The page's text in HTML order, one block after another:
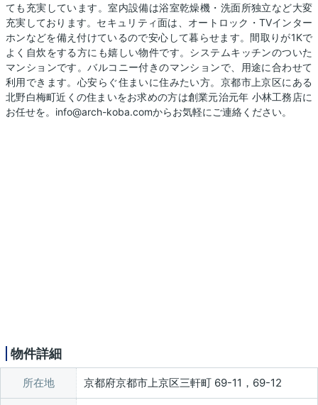
ても充実しています。室内設備は浴室乾燥機・洗面所独立など大変
充実しております。セキュリティ面は、オートロック・TVインター
ホンなどを備え付けているので安心して暮らせます。間取りが1Kで
よく自炊をする方にも嬉しい物件です。システムキッチンのついた
マンションです。バルコニー付きのマンションで、用途に合わせて
利用できます。心安らぐ住まいに住みたい方。京都市上京区にある
北野白梅町近くの住まいをお求めの方は創業元治元年 小林工務店に
お任せを。info@arch-koba.comからお気軽にご連絡ください。
物件詳細
所在地 京都府京都市上京区三軒町 69-11，69-12